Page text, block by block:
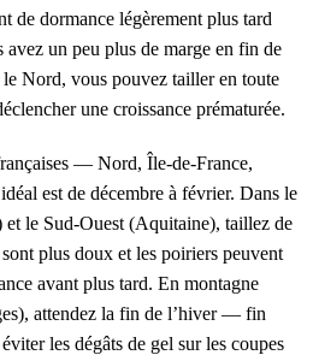
de dormance légèrement plus tard
un peu plus de marge en fin de
Nord, vous pouvez tailler en toute
une croissance prématurée.
— Nord, Île-de-France,
est de décembre à février. Dans le
le Sud-Ouest (Aquitaine), taillez de
plus doux et les poiriers peuvent
avant plus tard. En montagne
attendez la fin de l’hiver — fin
les dégâts de gel sur les coupes